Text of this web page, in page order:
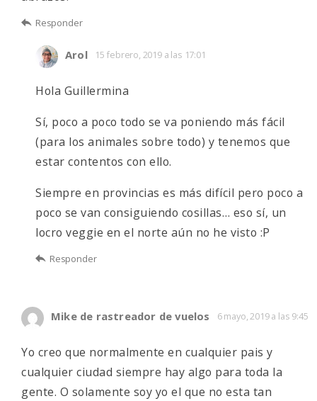
Responder
Arol 15 febrero, 2019 a las 17:01
Hola Guillermina
Sí, poco a poco todo se va poniendo más fácil
(para los animales sobre todo) y tenemos que
estar contentos con ello.
Siempre en provincias es más difícil pero poco a
poco se van consiguiendo cosillas… eso sí, un
locro veggie en el norte aún no he visto :P
Responder
Mike de rastreador de vuelos 6 mayo, 2019 a las 9:45
Yo creo que normalmente en cualquier pais y
cualquier ciudad siempre hay algo para toda la
gente. O solamente soy yo el que no esta tan